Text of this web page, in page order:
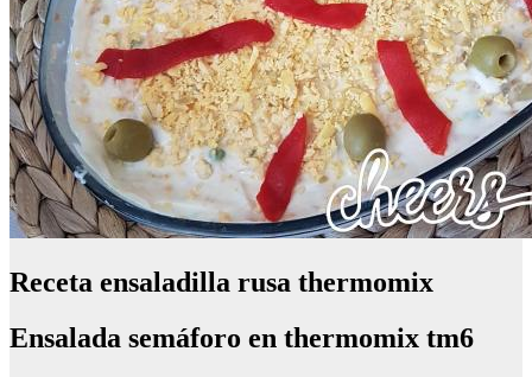
Receta ensaladilla rusa thermomix
Ensalada semáforo en thermomix tm6